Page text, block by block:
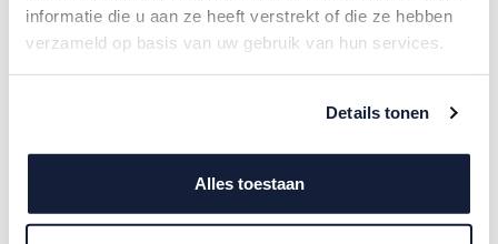
informatie die u aan ze heeft verstrekt of die ze hebben
verzameld op basis van uw gebruik van hun services.
Details tonen
Alles toestaan